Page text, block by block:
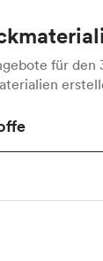
für den